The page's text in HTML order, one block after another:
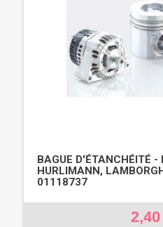
BAGUE D'ÉTANCHÉITÉ -
HURLIMANN,
01118737